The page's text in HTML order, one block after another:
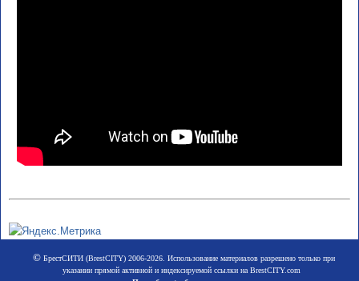
©БрестСИТИ (BrestCITY) 2006-2026. Использование материалов разрешено только при
указании прямой активной и индексируемой ссылки на BrestCITY.com